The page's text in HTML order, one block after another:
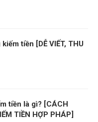
tiền [DỄ VIẾT, THU
tiền là gì? [CÁCH
TIỀN HỢP PHÁP]